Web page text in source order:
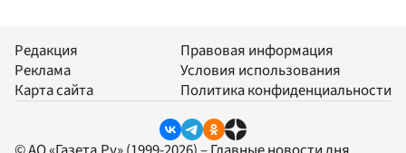
Редакция
Реклама
Карта сайта
Правовая информация
Условия использования
Политика конфиденциальности